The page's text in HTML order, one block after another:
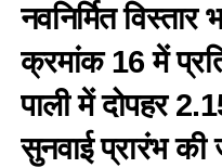
नवनिर्मित
क्रमांक 16 में
पाली में दोपहर
सुनवाई प्रारंभ की